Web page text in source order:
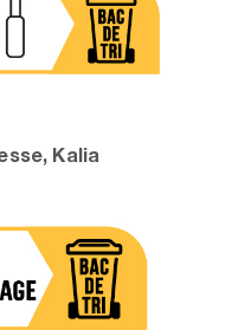
Kalia